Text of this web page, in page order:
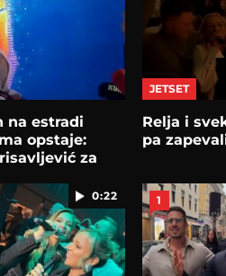
na estradi
opstaje:
za
JETSET
Relja i
pa
0:22 1